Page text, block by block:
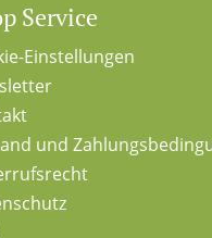
Service
Einstellungen
und